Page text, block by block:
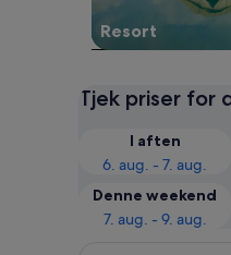
Resort
Tjek priser for
I aften
6. aug. - 7. aug.
Denne weekend
7. aug. - 9. aug.